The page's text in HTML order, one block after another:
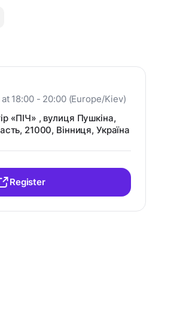
18:00 - 20:00 (Europe/Kiev)
«ПІЧ» , вулиця Пушкіна,
21000, Вінниця, Україна
Register